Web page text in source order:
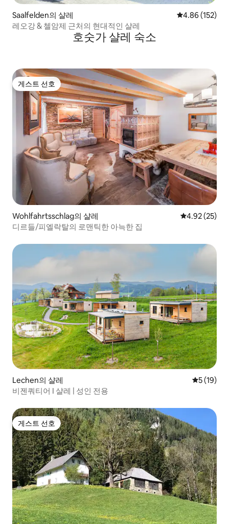
Saalfelden의 샬레 평점 4.86점(5
4.86 (152)
레오강 & 첼암제 근처의 현대적인 샬레
호숫가 샬레 숙소
게스트 선호
게스트 선호
Wohlfahrtsschlag의 샬레 평점 4.92점(5
4.92 (25)
디르들/피엘락탈의 로맨틱한 아늑한 집
Lechen의 샬레 평점 5점
5 (19)
비젠쿼티어 I 샬레 | 성인 전용
게스트 선호
게스트 선호